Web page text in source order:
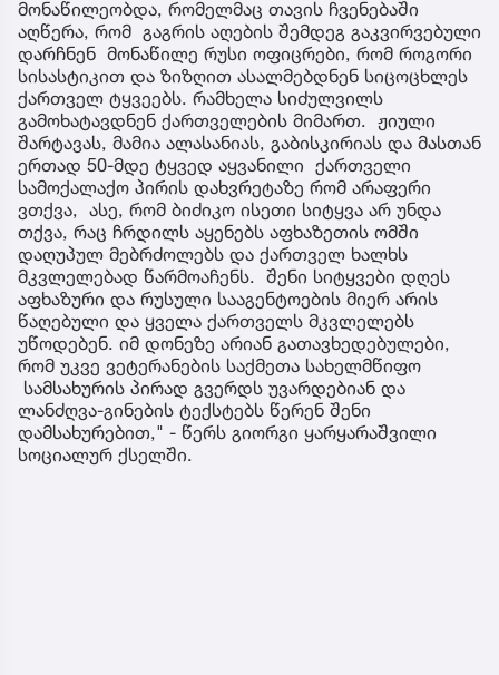
მონაწილეობდა, რომელმაც თავის ჩვენებაში
აღწერა, რომ გაგრის აღების შემდეგ გაკვირვებული
დარჩნენ მონაწილე რუსი ოფიცრები, რომ როგორი
სისასტიკით და ზიზღით ასალმებდნენ სიცოცხლეს
ქართველ ტყვეებს. რამხელა სიძულვილს
გამოხატავდნენ ქართველების მიმართ. ჟიული
შარტავას, მამია ალასანიას, გაბისკირიას და მასთან
ერთად 50-მდე ტყვედ აყვანილი ქართველი
სამოქალაქო პირის დახვრეტაზე რომ არაფერი
ვთქვა, ასე, რომ ბიძიკო ისეთი სიტყვა არ უნდა
თქვა, რაც ჩრდილს აყენებს აფხაზეთის ომში
დაღუპულ მებრძოლებს და ქართველ ხალხს
მკვლელებად წარმოაჩენს. შენი სიტყვები დღეს
აფხაზური და რუსული სააგენტოების მიერ არის
წაღებული და ყველა ქართველს მკვლელებს
უწოდებენ. იმ დონეზე არიან გათავხედებულები,
რომ უკვე ვეტერანების საქმეთა სახელმწიფო
სამსახურის პირად გვერდს უვარდებიან და
ლანძღვა-გინების ტექსტებს წერენ შენი
დამსახურებით," - წერს გიორგი ყარყარაშვილი
სოციალურ ქსელში.